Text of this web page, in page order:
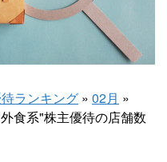
ランキング » 02月 »
食系"株主優待の店舗数